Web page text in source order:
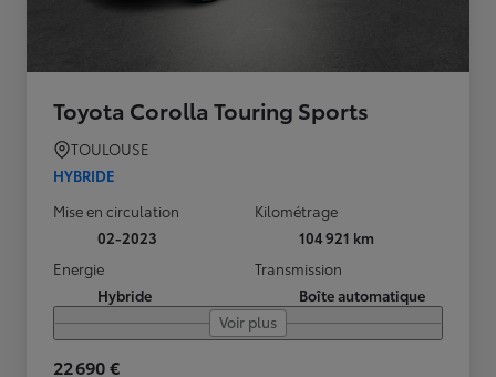
Toyota Corolla Touring Sports
TOULOUSE
HYBRIDE
Mise en circulation
02-2023
Kilométrage
104 921 km
Energie
Hybride
Transmission
Boîte automatique
Voir plus
22 690 €